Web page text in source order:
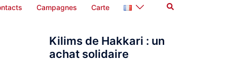
Campagnes Carte Rechercher
Kilims de Hakkari : un
achat solidaire